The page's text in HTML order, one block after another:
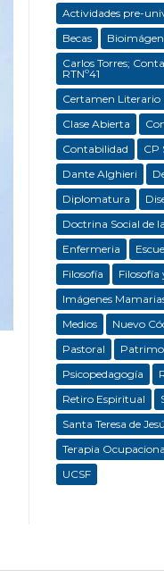
Actividades pre-
Becas
Carlos Torres;
RTNº41
Certamen Literario
Clase Abierta
Contabilidad
CP
Dante Alghieri
Diplomatura
Doctrina Social de
Enfermeria
Filosofía
Filosofía
Imágenes
Medios
Nuevo
Pastoral
Psicopedagogía
Retiro Espiritual
Santa Teresa de
Terapia
UCSF